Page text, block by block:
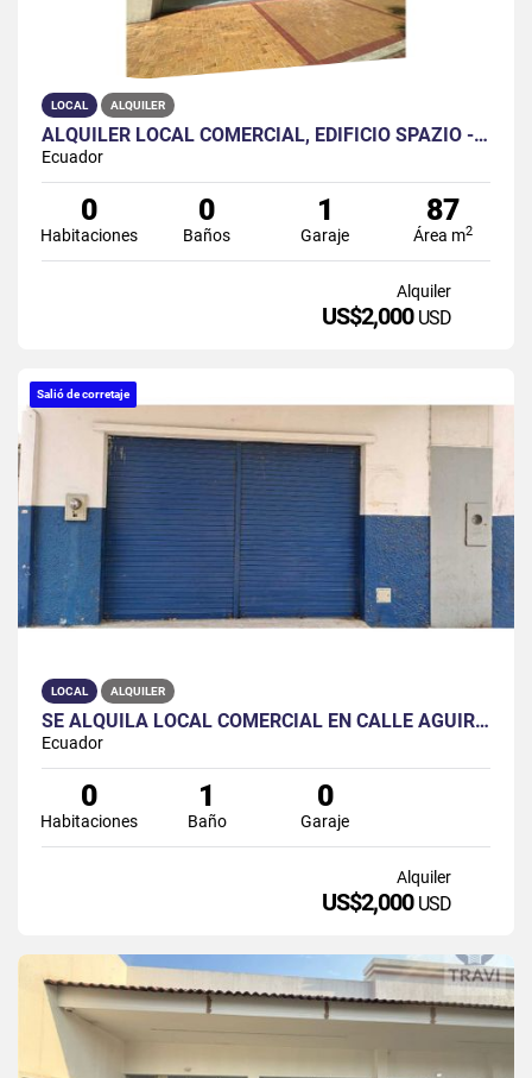
LOCAL ALQUILER
ALQUILER LOCAL COMERCIAL, EDIFICIO SPAZIO - PUERTO SANTA ANA
Ecuador
0
Habitaciones
0
Baños
1
Garaje
87
Área m2
Alquiler
US$2,000 USD
Salió de corretaje
LOCAL ALQUILER
SE ALQUILA LOCAL COMERCIAL EN CALLE AGUIRRE
Ecuador
0
Habitaciones
1
Baño
0
Garaje
Alquiler
US$2,000 USD